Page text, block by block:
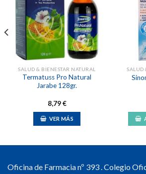
Añadir
a la
lista de
deseos
SALUD & BIENESTAR NATURAL
Termatuss Pro Natural
Jarabe 128gr.
8,79€
VER MÁS
SALUD
Oficina de Farmacia nº 393 . Colegio